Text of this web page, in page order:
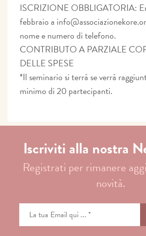
ISCRIZIONE OBBLIGATORIA:
febbraio a
nome e numero di telefono.
CONTRIBUTO A PARZIALE
DELLE SPESE
*Il seminario si terrà se verrà
minimo di 20 partecipanti.
Iscriviti alla nostra
Registrati per rimanere
novità.